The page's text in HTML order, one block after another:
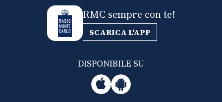
RMC sempre con te!
SCARICA L'APP
DISPONIBILE SU